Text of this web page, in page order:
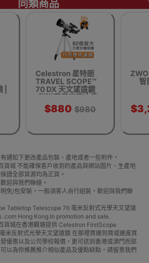
同類商品
Celestron 星特朗
TRAVEL SCOPE™
70 DX 天文望遠鏡
(附送專用背囊)| 香
港行貨
$880 $980
智
通知下更改產品包裝、產地或者一些附件，
貨城 不能確保客戶收到的產品與網站圖片、生產地
證全部貨源均為正貨。
迎與我們聯絡。
免/包安裝，一般須客人自行組裝，歡迎與我們聯
Tabletop Telescope 76 毫米反射式光學天文望遠
Hong Kong.In promotion and sale.
貨城在香港觀塘提供 Celestron FirstScope
米反射式光學天文望遠鏡 在那裡買邊到買或邊度買
優惠以及公司學校報價，更可送到香港或澳門而部
以為你推薦推介相似產品及優點缺點，請留意我們